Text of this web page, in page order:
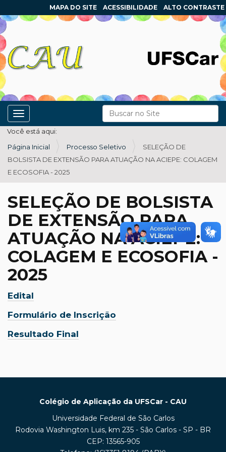
Busca
Busca Avançada…
MAPA DO SITE ACESSIBILIDADE ALTO CONTRASTE
Toggle navigation
Você está aqui:
Página Inicial
Processo Seletivo
SELEÇÃO DE
BOLSISTA DE EXTENSÃO PARA ATUAÇÃO NA ACIEPE: COLAGEM
E ECOSOFIA - 2025
SELEÇÃO DE BOLSISTA
DE EXTENSÃO PARA
ATUAÇÃO NA ACIEPE:
COLAGEM E ECOSOFIA -
2025
Edital
Formulário de Inscrição
Resultado Final
Colégio de Aplicação da UFSCar - CAU
Universidade Federal de São Carlos
Rodovia Washington Luis, km 235 - São Carlos - SP - BR
CEP: 13565-905